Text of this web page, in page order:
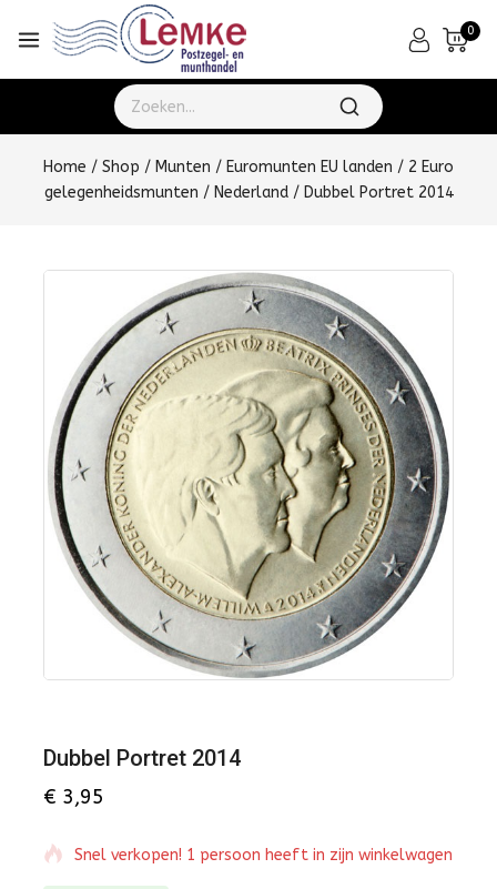
0
Home / Shop / Munten / Euromunten EU landen / 2 Euro
gelegenheidsmunten / Nederland / Dubbel Portret 2014
Dubbel Portret 2014
€ 3,95
Snel verkopen! 1 persoon heeft in zijn winkelwagen